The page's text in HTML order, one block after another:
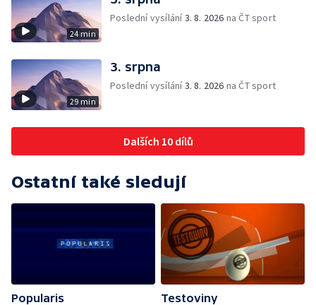
24 min
Poslední vysílání3. 8. 2026 na ČT sport
29 min
3. srpna
Poslední vysílání3. 8. 2026 na ČT sport
Dalších 10 dílů
Ostatní také sledují
Popularis
Testoviny